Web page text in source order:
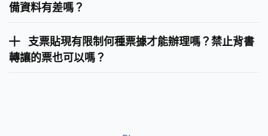
備資料有差嗎？
支票貼現有限制何種票據才能辦理嗎？禁止背書
轉讓的票也可以嗎？